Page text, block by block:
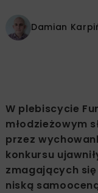
Damian
W plebiscycie
młodzieżowym
przez
konkursu
zmagających
niską